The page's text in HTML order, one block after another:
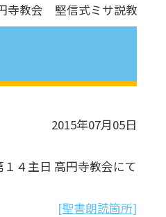
寺教会 堅信式ミサ説教
2015年07月05日
４主日 高円寺教会にて
[聖書朗読箇所]